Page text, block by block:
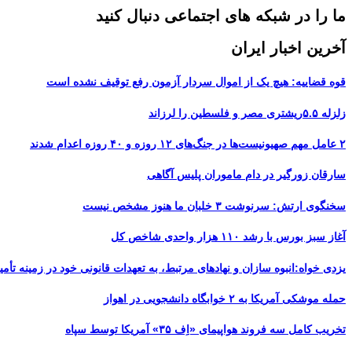
ما را در شبکه های اجتماعی دنبال کنید
آخرین اخبار ایران
قوه قضاییه: هیچ یک از اموال سردار آزمون رفع توقیف نشده است
زلزله ۵.۵ریشتری مصر و فلسطین را لرزاند
۲ عامل مهم صهیونیست‌ها در جنگ‌های ۱۲ روزه و ۴۰ روزه اعدام شدند
سارقان زورگیر در دام ماموران پلیس آگاهی
سخنگوی ارتش: سرنوشت ۳ خلبان ما هنوز مشخص نیست
آغاز سبز بورس با رشد ۱۱۰ هزار واحدی شاخص کل
یزدی خواه:انبوه سازان و نهادهای مرتبط، به تعهدات قانونی خود در زمینه
حمله موشکی آمریکا به ۲ خوابگاه دانشجویی در اهواز
تخریب کامل سه فروند هواپیمای «اِف ۳۵» آمریکا توسط سپاه